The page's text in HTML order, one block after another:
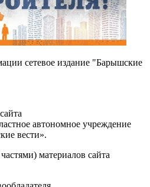
сетевое издание "Барышские
автономное учреждение
вести».
материалов сайта